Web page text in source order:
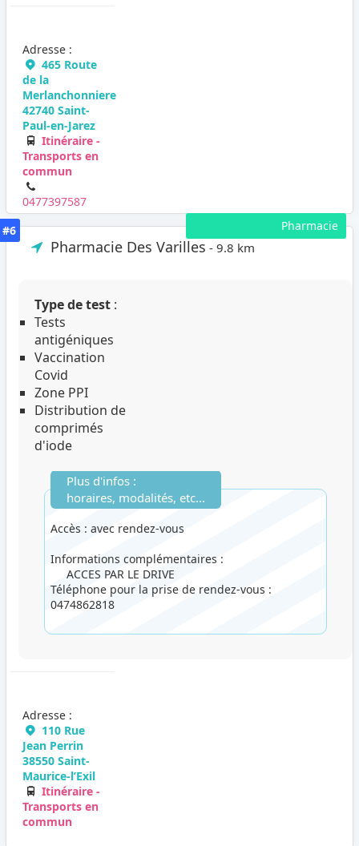
Adresse :
465 Route
de la
Merlanchonniere
42740 Saint-
Paul-en-Jarez
Itinéraire -
Transports en
commun
0477397587
Pharmacie
#6
Pharmacie Des Varilles - 9.8 km
Type de test :
Tests
antigéniques
Vaccination
Covid
Zone PPI
Distribution de
comprimés
d'iode
Plus d'infos :
horaires, modalités, etc...
Accès : avec rendez-vous
Informations complémentaires :
ACCES PAR LE DRIVE
Téléphone pour la prise de rendez-vous :
0474862818
Adresse :
110 Rue
Jean Perrin
38550 Saint-
Maurice-l’Exil
Itinéraire -
Transports en
commun